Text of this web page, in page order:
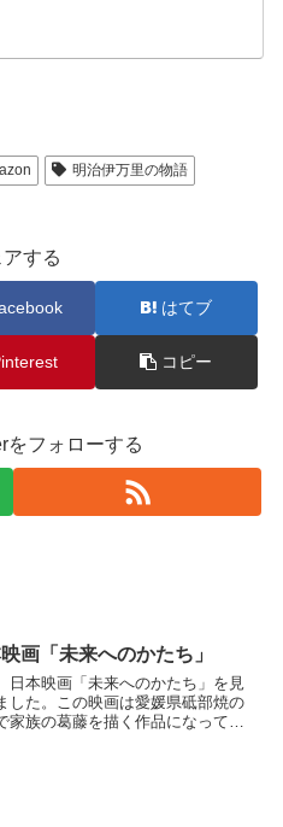
明治伊万里の物語
アする
はてブ
コピー
をフォローする
画「未来へのかたち」
日本映画「未来へのかたち」を見
した。この映画は愛媛県砥部焼の
家族の葛藤を描く作品になってい